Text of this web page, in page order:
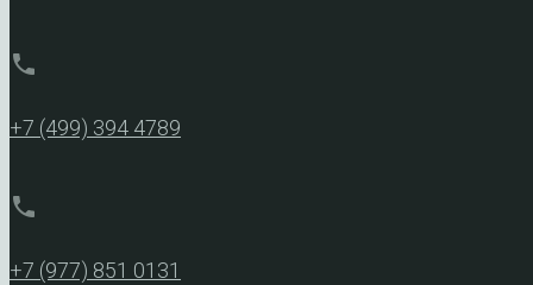
phone
+7 (499) 394 4789
phone
+7 (977) 851 0131